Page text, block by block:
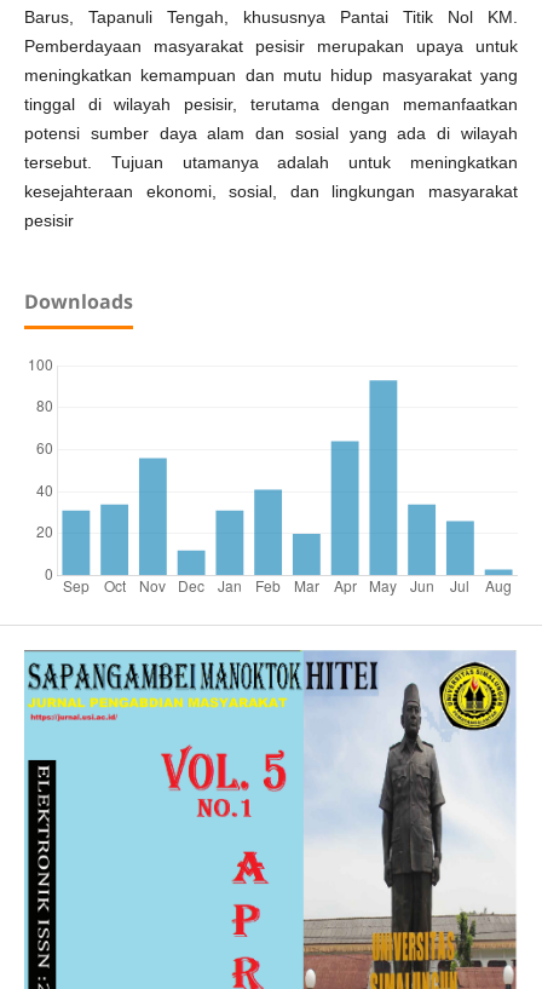
Barus, Tapanuli Tengah, khususnya Pantai Titik Nol KM.
Pemberdayaan masyarakat pesisir merupakan upaya untuk
meningkatkan kemampuan dan mutu hidup masyarakat yang
tinggal di wilayah pesisir, terutama dengan memanfaatkan
potensi sumber daya alam dan sosial yang ada di wilayah
tersebut. Tujuan utamanya adalah untuk meningkatkan
kesejahteraan ekonomi, sosial, dan lingkungan masyarakat
pesisir
Downloads